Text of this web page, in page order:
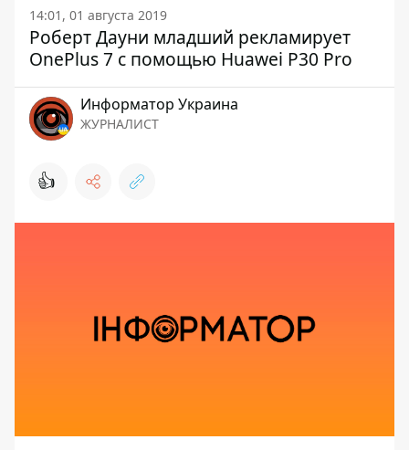
14:01, 01 августа 2019
Роберт Дауни младший рекламирует
OnePlus 7 с помощью Huawei P30 Pro
Информатор Украина
ЖУРНАЛИСТ
👍